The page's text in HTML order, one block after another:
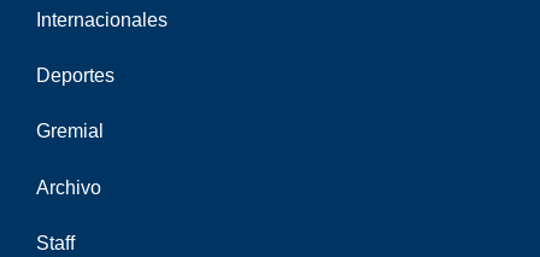
Internacionales
Deportes
Gremial
Archivo
Staff